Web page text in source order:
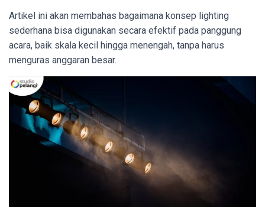
Artikel ini akan membahas bagaimana konsep lighting
sederhana bisa digunakan secara efektif pada panggung
acara, baik skala kecil hingga menengah, tanpa harus
menguras anggaran besar.